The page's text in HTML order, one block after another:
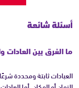
أسئلة شائعة
ما الفرق بين
العبادات ثابتة ومحددة